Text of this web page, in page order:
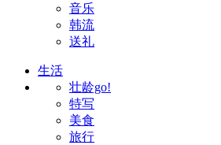
音乐
韩流
送礼
生活
壮龄go!
特写
美食
旅行